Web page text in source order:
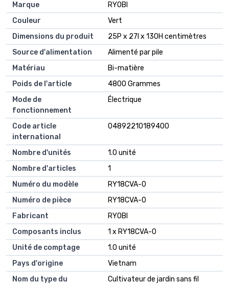
Marque
RYOBI
Couleur
Vert
Dimensions du produit
25P x 27l x 130H centimètres
Source d'alimentation
Alimenté par pile
Matériau
Bi-matière
Poids de l'article
4800 Grammes
Mode de
fonctionnement
Électrique
Code article
international
04892210189400
Nombre d'unités
1.0 unité
Nombre d'articles
1
Numéro du modèle
RY18CVA-0
Numéro de pièce
RY18CVA-0
Fabricant
RYOBI
Composants inclus
1 x RY18CVA-0
Unité de comptage
1.0 unité
Pays d'origine
Vietnam
Nom du type du
Cultivateur de jardin sans fil